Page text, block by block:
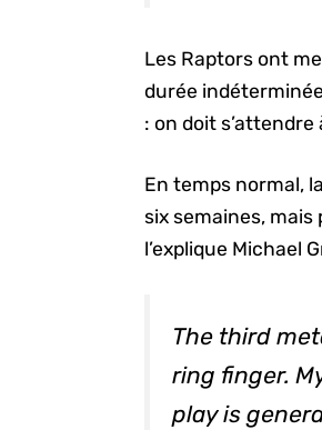
Les Raptors ont
durée
: on doit s’attendre
En temps normal,
six semaines,
l’explique Michael
The third
ring finger.
play is